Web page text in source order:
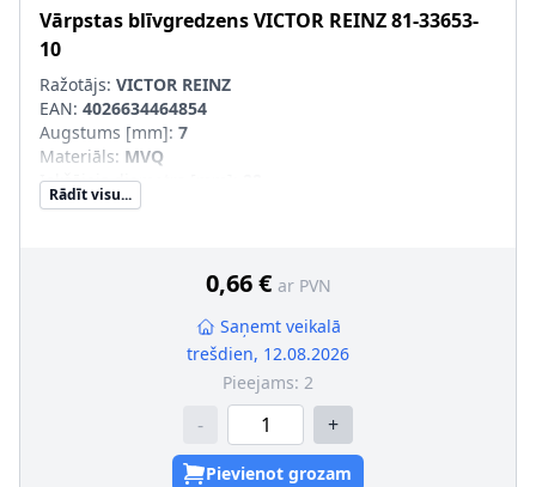
Vārpstas blīvgredzensVICTOR REINZ81-33653-
10
Ražotājs: VICTOR REINZ
EAN: 4026634464854
Augstums [mm]: 7
Materiāls: MVQ
Iekšējais diametrs [mm]
Ārējais diametrs [mm]
Rādīt visu...
0,66 € ar PVN
Saņemt veikalā
trešdien, 12.08.2026
Pieejams: 2
- +
Pievienot grozam